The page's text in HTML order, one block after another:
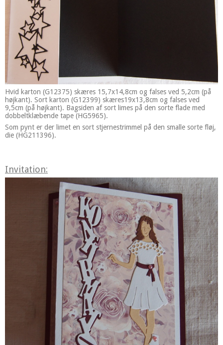
Hvid karton (G12375) skæres 15,7x14,8cm og falses ved 5,2cm (på
højkant). Sort karton (G12399) skæres19x13,8cm og falses ved
9,5cm (på højkant). Bagsiden af sort limes på den sorte flade med
dobbeltklæbende tape (HG5965).
Som pynt er der limet en sort stjernestrimmel på den smalle sorte fløj,
die (HG211396).
Invitation: